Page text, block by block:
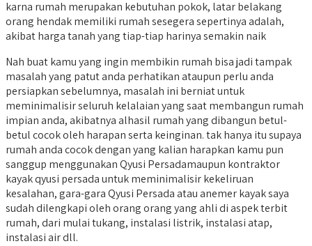
karna rumah merupakan kebutuhan pokok, latar belakang
orang hendak memiliki rumah sesegera sepertinya adalah,
akibat harga tanah yang tiap-tiap harinya semakin naik
Nah buat kamu yang ingin membikin rumah bisa jadi tampak
masalah yang patut anda perhatikan ataupun perlu anda
persiapkan sebelumnya, masalah ini berniat untuk
meminimalisir seluruh kelalaian yang saat membangun rumah
impian anda, akibatnya alhasil rumah yang dibangun betul-
betul cocok oleh harapan serta keinginan. tak hanya itu supaya
rumah anda cocok dengan yang kalian harapkan kamu pun
sanggup menggunakan Qyusi Persadamaupun kontraktor
kayak qyusi persada untuk meminimalisir kekeliruan
kesalahan, gara-gara Qyusi Persada atau anemer kayak saya
sudah dilengkapi oleh orang orang yang ahli di aspek terbit
rumah, dari mulai tukang, instalasi listrik, instalasi atap,
instalasi air dll.